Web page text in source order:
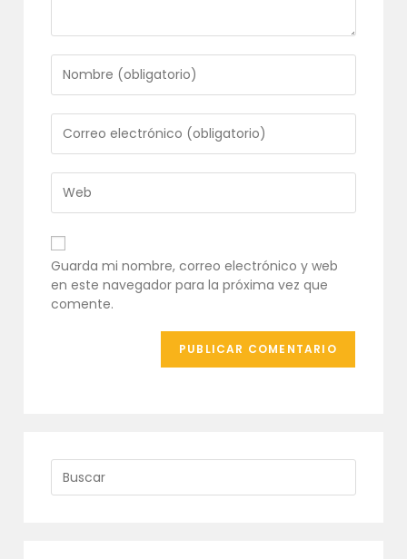
tu
nombre
o
nombre
de
usuario
para
comentar
tu
dirección
de
correo
electrónico
para
comentar
URL
de
tu
web
(opcional)
Guarda mi nombre, correo electrónico y web
en este navegador para la próxima vez que
comente.